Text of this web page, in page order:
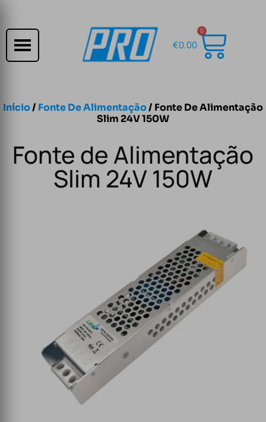
€0.00
0
Início/ Fonte De Alimentação/ Fonte De Alimentação
Slim 24V 150W
Fonte de Alimentação
Slim 24V 150W